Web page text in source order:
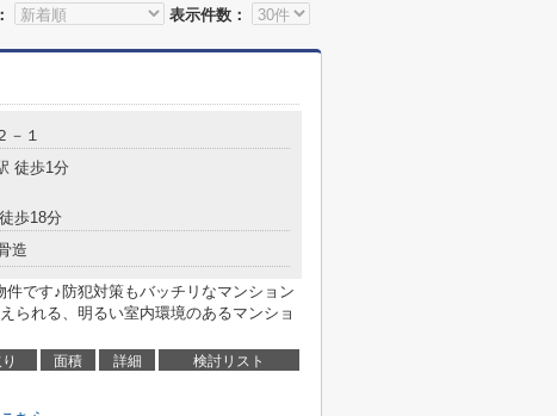
表示件数：
－１
徒歩1分
歩18分
造
です♪防犯対策もバッチリなマンション
られる、明るい室内環境のあるマンショ
面積 詳細 検討リスト